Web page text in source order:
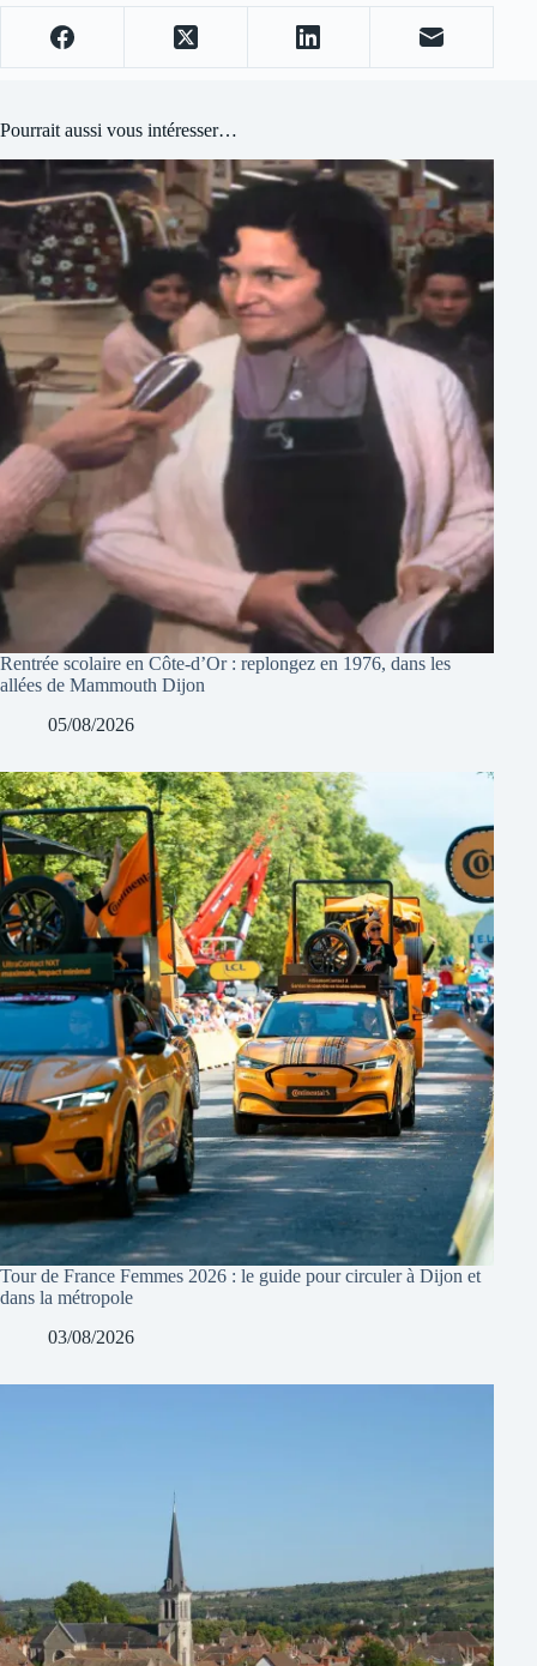
Pourrait aussi vous intéresser…
Rentrée scolaire en Côte-d’Or : replongez en 1976, dans les
allées de Mammouth Dijon
05/08/2026
Tour de France Femmes 2026 : le guide pour circuler à Dijon et
dans la métropole
03/08/2026